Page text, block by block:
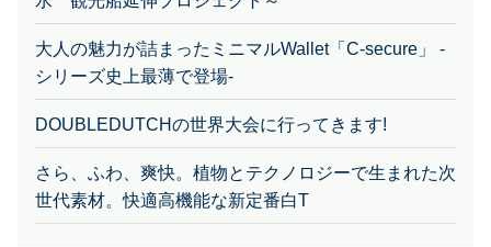
大人の魅力が詰まったミニマルWallet「C-secure」 -
シリーズ史上最薄で登場-
DOUBLEDUTCHの世界大会に行ってきます!
さら、ふわ、爽快。植物とテクノロジーで生まれた次
世代素材。快適高機能な新定番白T